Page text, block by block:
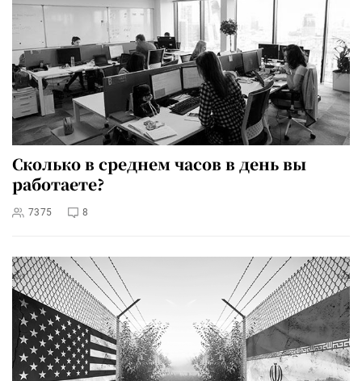
Сколько в среднем часов в день вы
работаете?
7375 8